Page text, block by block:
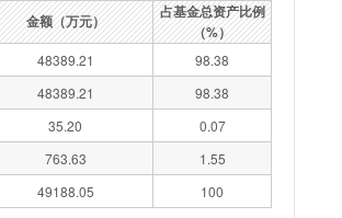
金额（万元）
占基金总资产比例
（%）
48389.21
98.38
48389.21
98.38
35.20
0.07
763.63
1.55
49188.05 100